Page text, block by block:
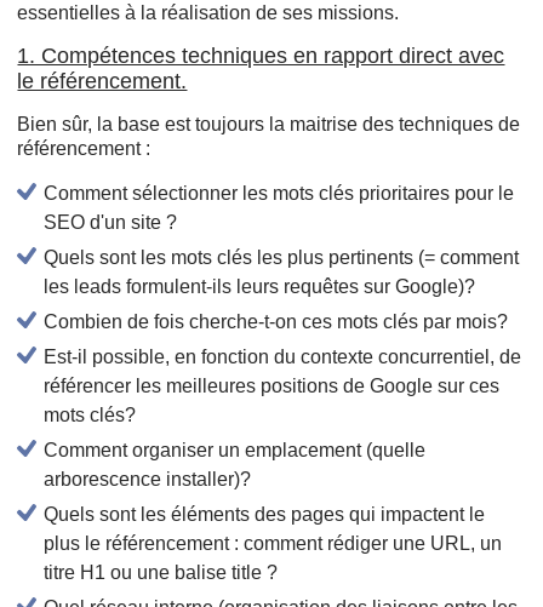
essentielles à la réalisation de ses missions.
1. Compétences techniques en rapport direct avec
le référencement.
Bien sûr, la base est toujours la maitrise des techniques de
référencement :
Comment sélectionner les mots clés prioritaires pour le
SEO d'un site ?
Quels sont les mots clés les plus pertinents (= comment
les leads formulent-ils leurs requêtes sur Google)?
Combien de fois cherche-t-on ces mots clés par mois?
Est-il possible, en fonction du contexte concurrentiel, de
référencer les meilleures positions de Google sur ces
mots clés?
Comment organiser un emplacement (quelle
arborescence installer)?
Quels sont les éléments des pages qui impactent le
plus le référencement : comment rédiger une URL, un
titre H1 ou une balise title ?